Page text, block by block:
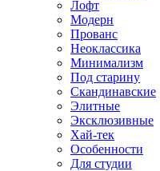
Лофт
Модерн
Прованс
Неоклассика
Минимализм
Под старину
Скандинавские
Элитные
Эксклюзивные
Хай-тек
Особенности
Для студии